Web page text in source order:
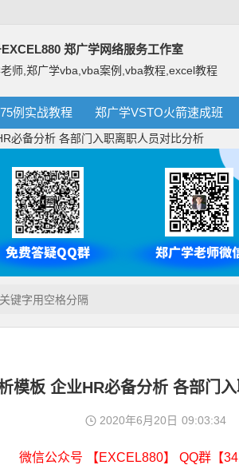
郑广学网络服务工作室
师,郑广学vba,vba案例,vba教程,excel教程
例实战教程 郑广学VSTO火箭速成班
必备分析 各部门入职离职人员对比分析
模板 企业HR必备分析 各部门
2020年6月20日 09:03:34
微信公众号 【EXCEL880】 QQ群【